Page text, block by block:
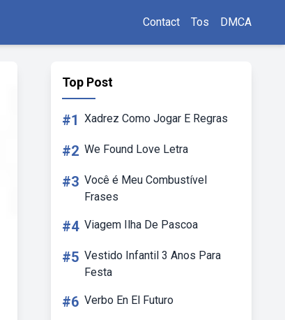
Contact Tos DMCA
Top Post
#1 Xadrez Como Jogar E Regras
#2 We Found Love Letra
#3 Você é Meu Combustível
Frases
#4 Viagem Ilha De Pascoa
#5 Vestido Infantil 3 Anos Para
Festa
#6 Verbo En El Futuro